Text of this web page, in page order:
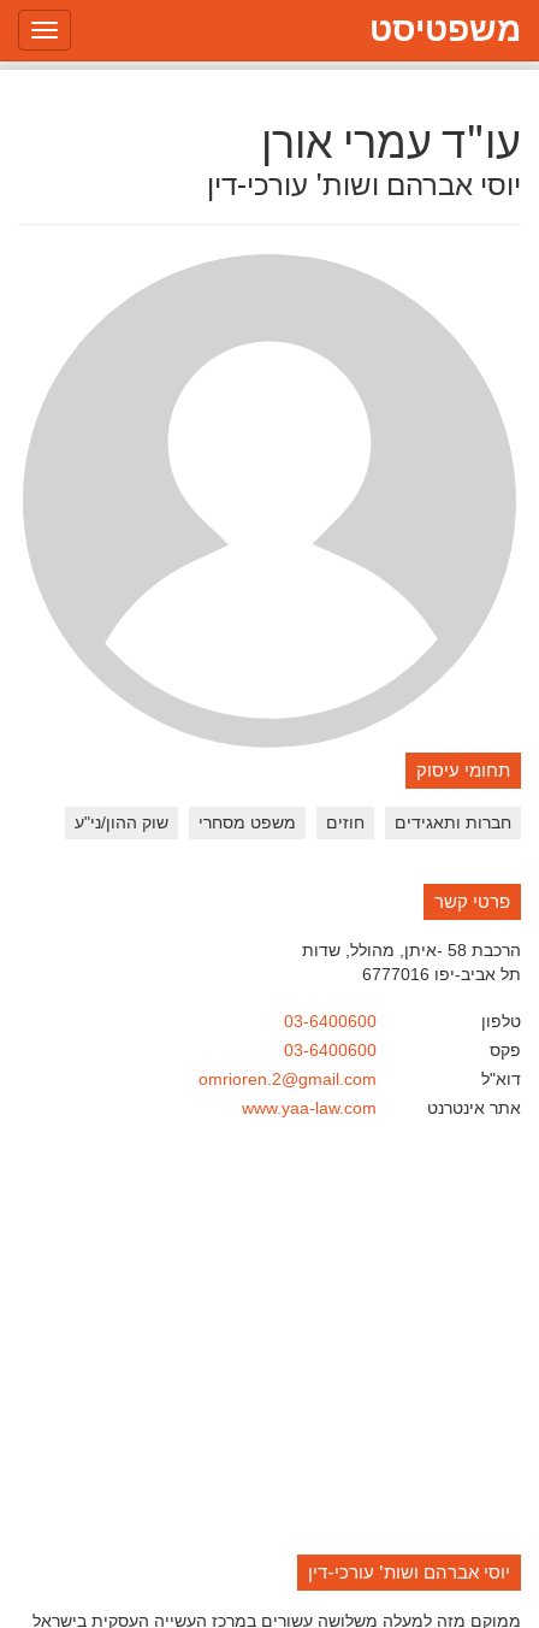
משפטיסט
עו"ד עמרי אורן
יוסי אברהם ושות' עורכי-דין
תחומי עיסוק
חברות ותאגידים חוזים משפט מסחרי שוק ההון/ני"ע
פרטי קשר
הרכבת 58 -איתן, מהולל, שדות
תל אביב-יפו 6777016
טלפון
03-6400600
פקס
03-6400600
דוא"ל
omrioren.2@gmail.com
אתר אינטרנט
www.yaa-law.com
יוסי אברהם ושות' עורכי-דין
ממוקם מזה למעלה משלושה עשורים במרכז העשייה העסקית בישראל